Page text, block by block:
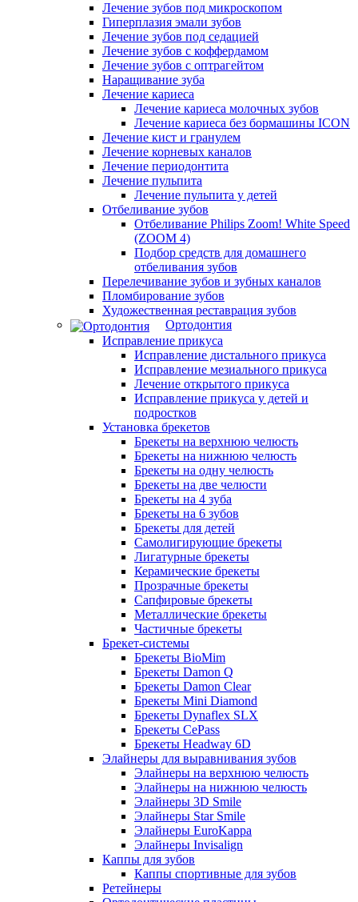
Лечение зубов под микроскопом
Гиперплазия эмали зубов
Лечение зубов под седацией
Лечение зубов с коффердамом
Лечение зубов с оптрагейтом
Наращивание зуба
Лечение кариеса
Лечение кариеса молочных зубов
Лечение кариеса без бормашины ICON
Лечение кист и гранулем
Лечение корневых каналов
Лечение периодонтита
Лечение пульпита
Лечение пульпита у детей
Отбеливание зубов
Отбеливание Philips Zoom! White Speed
(ZOOM 4)
Подбор средств для домашнего
отбеливания зубов
Перелечивание зубов и зубных каналов
Пломбирование зубов
Художественная реставрация зубов
Ортодонтия
Исправление прикуса
Исправление дистального прикуса
Исправление мезиального прикуса
Лечение открытого прикуса
Исправление прикуса у детей и
подростков
Установка брекетов
Брекеты на верхнюю челюсть
Брекеты на нижнюю челюсть
Брекеты на одну челюсть
Брекеты на две челюсти
Брекеты на 4 зуба
Брекеты на 6 зубов
Брекеты для детей
Самолигирующие брекеты
Лигатурные брекеты
Керамические брекеты
Прозрачные брекеты
Сапфировые брекеты
Металлические брекеты
Частичные брекеты
Брекет-системы
Брекеты BioMim
Брекеты Damon Q
Брекеты Damon Clear
Брекеты Mini Diamond
Брекеты Dynaflex SLX
Брекеты CePass
Брекеты Headway 6D
Элайнеры для выравнивания зубов
Элайнеры на верхнюю челюсть
Элайнеры на нижнюю челюсть
Элайнеры 3D Smile
Элайнеры Star Smile
Элайнеры EuroKappa
Элайнеры Invisalign
Каппы для зубов
Каппы спортивные для зубов
Ретейнеры